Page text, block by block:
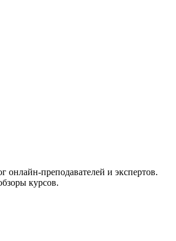
онлайн-преподавателей и экспертов.
курсов.